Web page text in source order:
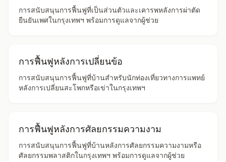
การสนับสนุนการฟื้นฟูที่เป็นส่วนตัวและเคารพหลังการผ่าตัด
ยืนยันเพศในกรุงเทพฯ พร้อมการดูแลจากผู้ช่วย
การฟื้นฟูหลังการเปลี่ยนข้อ
การสนับสนุนการฟื้นฟูที่บ้านสำหรับนักท่องเที่ยวทางการแพทย์
หลังการเปลี่ยนสะโพกหรือเข่าในกรุงเทพฯ
การฟื้นฟูหลังการศัลยกรรมความงาม
การสนับสนุนการฟื้นฟูที่บ้านหลังการศัลยกรรมความงามหรือ
ศัลยกรรมพลาสติกในกรุงเทพฯ พร้อมการดูแลจากผู้ช่วย